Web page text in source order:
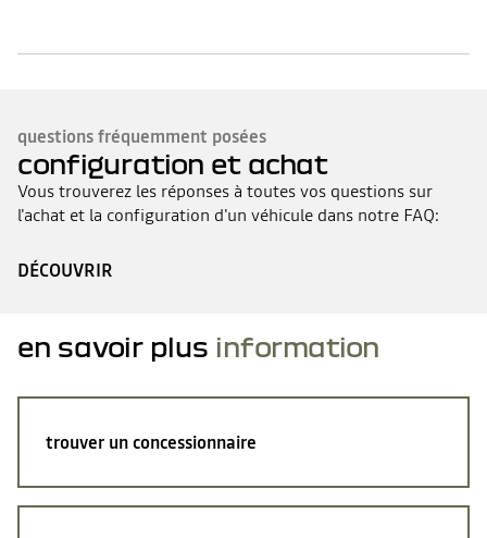
questions fréquemment posées
configuration et achat
Vous trouverez les réponses à toutes vos questions sur
l'achat et la configuration d'un véhicule dans notre FAQ:
DÉCOUVRIR
en savoir plus information
trouver un concessionnaire